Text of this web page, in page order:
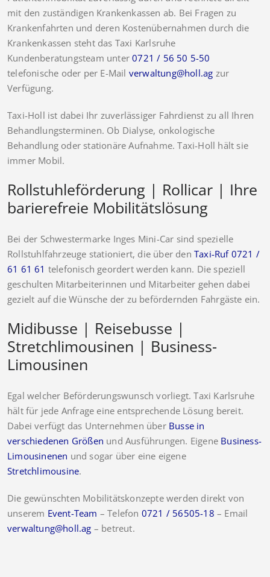
mit den zuständigen Krankenkassen ab. Bei Fragen zu
Krankenfahrten und deren Kostenübernahmen durch die
Krankenkassen steht das Taxi Karlsruhe
Kundenberatungsteam unter0721 / 56 50 5-50
telefonische oder per E-Mail verwaltung@holl.ag zur
Verfügung.
Taxi-Holl ist dabei Ihr zuverlässiger Fahrdienst zu all Ihren
Behandlungsterminen. Ob Dialyse, onkologische
Behandlung oder stationäre Aufnahme. Taxi-Holl hält sie
immer Mobil.
Rollstuhleförderung | Rollicar | Ihre
barierefreie Mobilitätslösung
Bei der Schwestermarke Inges Mini-Car sind spezielle
Rollstuhlfahrzeuge stationiert, die über den Taxi-Ruf 0721 /
61 61 61 telefonisch geordert werden kann. Die speziell
geschulten Mitarbeiterinnen und Mitarbeiter gehen dabei
gezielt auf die Wünsche der zu befördernden Fahrgäste ein.
Midibusse | Reisebusse |
Stretchlimousinen | Business-
Limousinen
Egal welcher Beförderungswunsch vorliegt. Taxi Karlsruhe
hält für jede Anfrage eine entsprechende Lösung bereit.
Dabei verfügt das Unternehmen über Busse in
verschiedenen Größen und Ausführungen. Eigene Business-
Limousinenen und sogar über eine eigene
Stretchlimousine.
Die gewünschten Mobilitätskonzepte werden direkt von
unserem Event-Team – Telefon 0721 / 56505-18 – Email
verwaltung@holl.ag – betreut.